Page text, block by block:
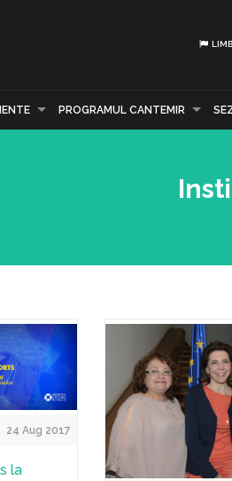
PROGRAMUL CANTEMIR
24 Aug 2017
la